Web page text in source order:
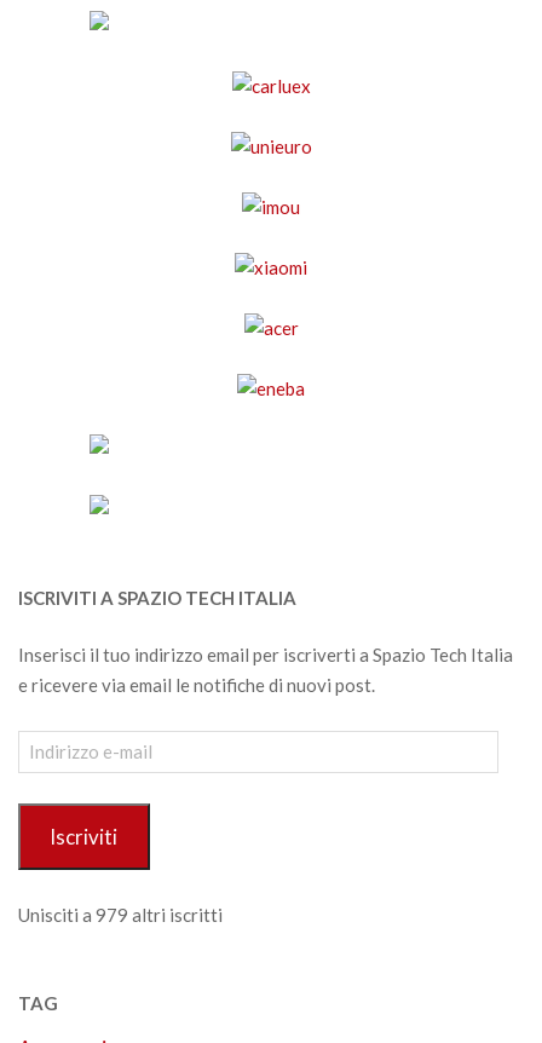
ISCRIVITI A SPAZIO TECH ITALIA
Inserisci il tuo indirizzo email per iscriverti a Spazio Tech Italia
e ricevere via email le notifiche di nuovi post.
Indirizzo
e-
Iscriviti
Unisciti a 979 altri iscritti
TAG